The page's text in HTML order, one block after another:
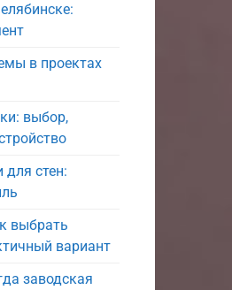
в проектах
выбор,
стен:
выбрать
вариант
заводская